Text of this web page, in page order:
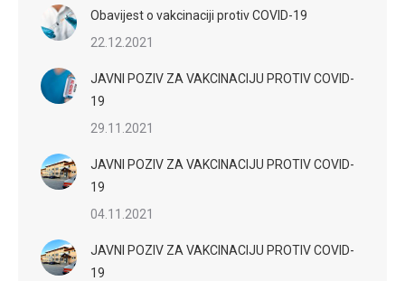
Obavijest o vakcinaciji protiv COVID-19
22.12.2021
JAVNI POZIV ZA VAKCINACIJU PROTIV COVID-
19
29.11.2021
JAVNI POZIV ZA VAKCINACIJU PROTIV COVID-
19
04.11.2021
JAVNI POZIV ZA VAKCINACIJU PROTIV COVID-
19